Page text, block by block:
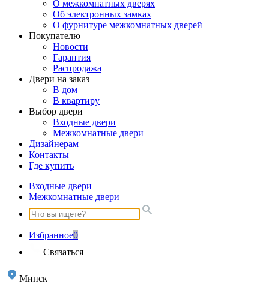
О межкомнатных дверях
Об электронных замках
О фурнитуре межкомнатных дверей
Покупателю
Новости
Гарантия
Распродажа
Двери на заказ
В дом
В квартиру
Выбор двери
Входные двери
Межкомнатные двери
Дизайнерам
Контакты
Где купить
Входные двери
Межкомнатные двери
Избранное0
Связаться
Минск